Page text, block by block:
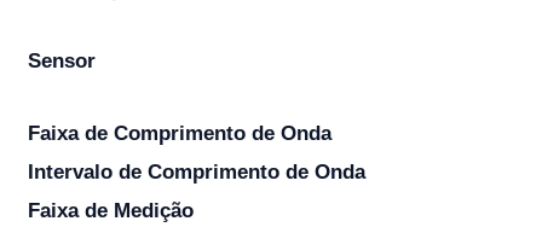
Sensor
Faixa de Comprimento de Onda
Intervalo de Comprimento de Onda
Faixa de Medição